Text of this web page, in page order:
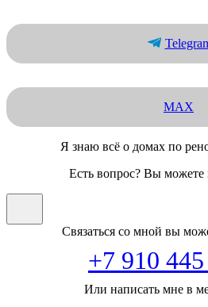
MAX
Я знаю всё о домах по
Есть вопрос? Вы можете
Связаться со мной вы
+7 910 445
Или написать мне в